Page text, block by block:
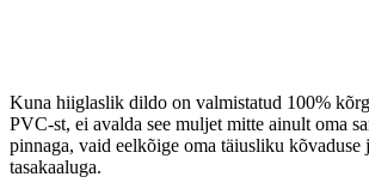
Kuna hiiglaslik dildo on valmistatud 100%
PVC-st, ei avalda see muljet mitte ainult oma
pinnaga, vaid eelkõige oma täiusliku kõvaduse
tasakaaluga.